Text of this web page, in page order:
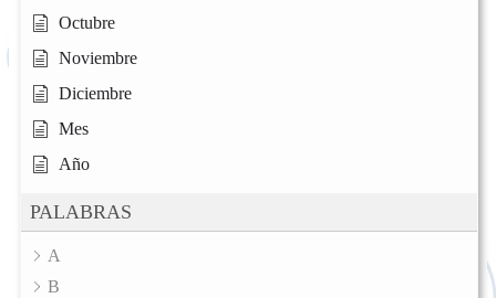
Octubre
Noviembre
Diciembre
Mes
Año
PALABRAS
A
B